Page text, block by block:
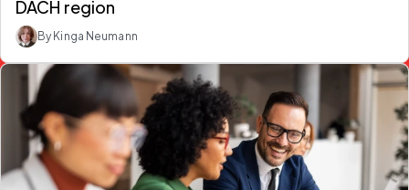
DACH region
By Kinga Neumann